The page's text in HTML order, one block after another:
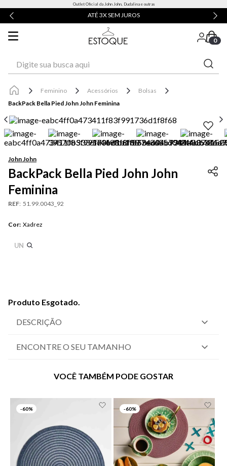
Outlet Oficial da John John, Dudalina e outras
ATÉ 3X SEM JUROS
0
Feminino Acessórios
Bolsas
BackPack Bella Pied John John Feminina
John John
BackPack Bella Pied John John
Feminina
REF: 51.99.0043_92
Cor: Xadrez
UN
Produto Esgotado.
DESCRIÇÃO
ENCONTRE O SEU TAMANHO
VOCÊ TAMBÉM PODE GOSTAR
-60% -60%